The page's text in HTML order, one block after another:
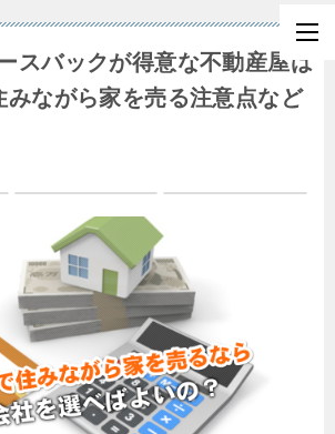
スバックが得意な不動産屋は
みながら家を売る注意点など